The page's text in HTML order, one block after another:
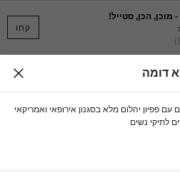
קחו
דומה
פפיון יהלום מלא בסגנון אירופאי ואמריקאי
לתיקי נשים